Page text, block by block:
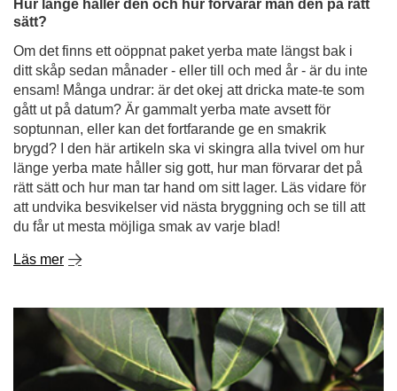
gått ut på datum? Är gammalt yerba mate avsett för
soptunnan, eller kan det fortfarande ge en smakrik
brygd? I den här artikeln ska vi skingra alla tvivel om hur
länge yerba mate håller sig gott, hur man förvarar det på
rätt sätt och hur man tar hand om sitt lager. Läs vidare för
att undvika besvikelser vid nästa bryggning och se till att
du får ut mesta möjliga smak av varje blad!
Läs mer